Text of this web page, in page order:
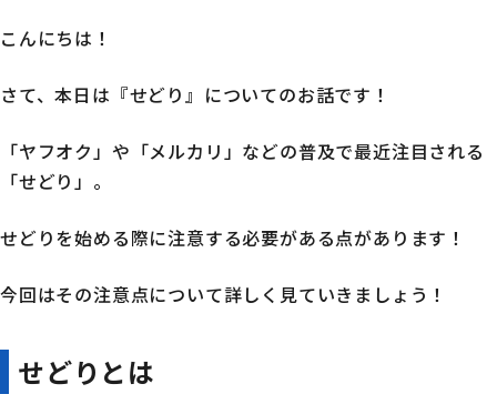
こんにちは！
さて、本日は『せどり』についてのお話です！
「ヤフオク」や「メルカリ」などの普及で最近注目される
「せどり」。
せどりを始める際に注意する必要がある点があります！
今回はその注意点について詳しく見ていきましょう！
せどりとは